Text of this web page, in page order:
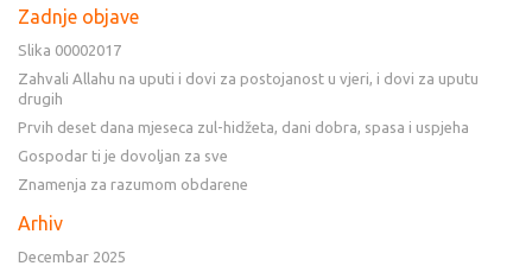
Zadnje objave
Slika 00002017
Zahvali Allahu na uputi i dovi za postojanost u vjeri, i dovi za uputu
drugih
Prvih deset dana mjeseca zul-hidžeta, dani dobra, spasa i uspjeha
Gospodar ti je dovoljan za sve
Znamenja za razumom obdarene
Arhiv
Decembar 2025